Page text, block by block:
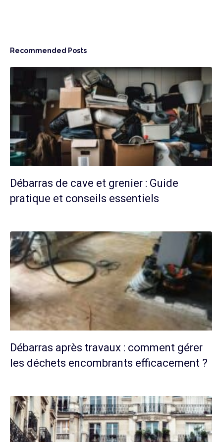
Recommended Posts
Débarras de cave et grenier : Guide
pratique et conseils essentiels
Débarras après travaux : comment gérer
les déchets encombrants efficacement ?